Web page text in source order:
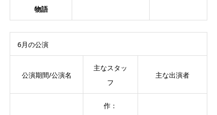
物語
6月の公演
公演期間/公演名
主なスタッ
フ
主な出演者
作：